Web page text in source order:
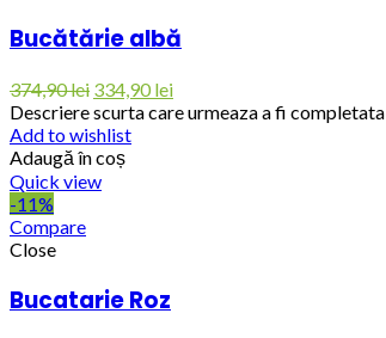
Bucătărie albă
374,90lei 334,90lei
Descriere scurta care urmeaza a fi completata
Add to wishlist
Adaugă în coș
Quick view
-11%
Compare
Close
Bucatarie Roz